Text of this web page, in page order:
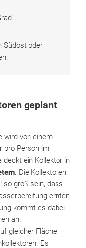
Südost oder
geplant
wird von einem
pro Person im
deckt ein Kollektor in
. Die Kollektoren
so groß sein, dass
ernten
kommt es dabei
an.
gleicher Fläche
Es